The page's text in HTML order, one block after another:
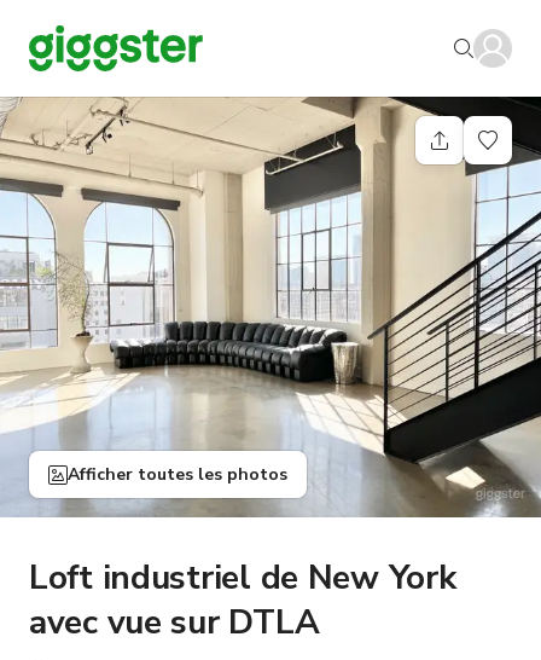
Afficher toutes les photos
Loft industriel de New York
avec vue sur DTLA